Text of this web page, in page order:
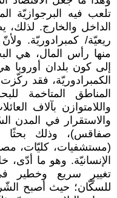
تلعب فيه البرجوازيّة
الداخل والخارج. لذلك،
ريعيّة/ كمبرادوريّة.
منها رأس المال، هي
إلى كون بلدان أوروبا
الكمبرادوريّة، فقد
المناطق المتاخمة
واللامتوازن بآلاف
والاستقرار في المدن
صفاقس)، وذلك بحثًا
(مستشفيات، كليّات،
الإنسانيّة. وهو ما أدّى،
تغييرٍ سريع وخطير
للسكّان؛ حيث أصبح